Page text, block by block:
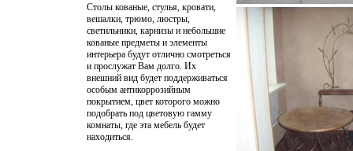
Столы кованые, стулья, кровати,
вешалки, трюмо, люстры,
светильники, карнизы и небольшие
кованые предметы и элементы
интерьера будут отлично смотреться
и прослужат Вам долго. Их
внешний вид будет поддерживаться
особым антикоррозийным
покрытием, цвет которого можно
подобрать под цветовую гамму
комнаты, где эта мебель будет
находиться.